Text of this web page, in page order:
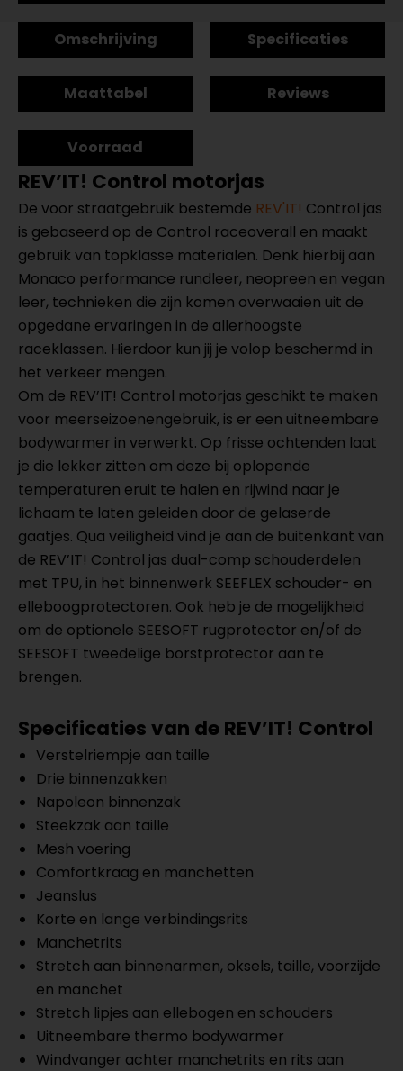
Omschrijving Specificaties
Maattabel Reviews
Voorraad
REV’IT! Control motorjas
De voor straatgebruik bestemde REV'IT! Control jas
is gebaseerd op de Control raceoverall en maakt
gebruik van topklasse materialen. Denk hierbij aan
Monaco performance rundleer, neopreen en vegan
leer, technieken die zijn komen overwaaien uit de
opgedane ervaringen in de allerhoogste
raceklassen. Hierdoor kun jij je volop beschermd in
het verkeer mengen.
Om de REV’IT! Control motorjas geschikt te maken
voor meerseizoenengebruik, is er een uitneembare
bodywarmer in verwerkt. Op frisse ochtenden laat
je die lekker zitten om deze bij oplopende
temperaturen eruit te halen en rijwind naar je
lichaam te laten geleiden door de gelaserde
gaatjes. Qua veiligheid vind je aan de buitenkant van
de REV’IT! Control jas dual-comp schouderdelen
met TPU, in het binnenwerk SEEFLEX schouder- en
elleboogprotectoren. Ook heb je de mogelijkheid
om de optionele SEESOFT rugprotector en/of de
SEESOFT tweedelige borstprotector aan te
brengen.
Specificaties van de REV’IT! Control
Verstelriempje aan taille
Drie binnenzakken
Napoleon binnenzak
Steekzak aan taille
Mesh voering
Comfortkraag en manchetten
Jeanslus
Korte en lange verbindingsrits
Manchetrits
Stretch aan binnenarmen, oksels, taille, voorzijde
en manchet
Stretch lipjes aan ellebogen en schouders
Uitneembare thermo bodywarmer
Windvanger achter manchetrits en rits aan